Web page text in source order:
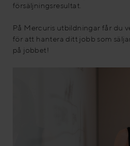
försäljningsresultat.
På Mercuris utbildningar får du
för att hantera ditt jobb som
på jobbet!